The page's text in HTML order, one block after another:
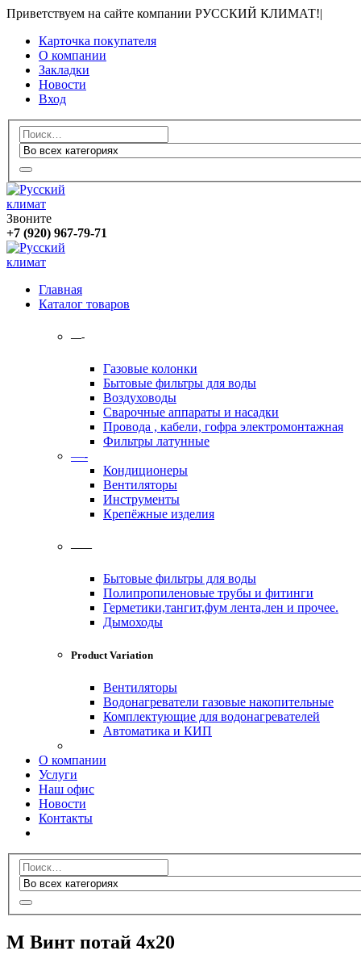
Приветствуем на сайте компании РУССКИЙ КЛИМАТ!|
Карточка покупателя
О компании
Закладки
Новости
Вход
Звоните
+7 (920) 967-79-71
Главная
Каталог товаров
—-
Газовые колонки
Бытовые фильтры для воды
Воздуховоды
Сварочные аппараты и насадки
Провода , кабели, гофра электромонтажная
Фильтры латунные
—-
Кондиционеры
Вентиляторы
Инструменты
Крепёжные изделия
——
Бытовые фильтры для воды
Полипропиленовые трубы и фитинги
Герметики,тангит,фум лента,лен и прочее.
Дымоходы
Product Variation
Вентиляторы
Водонагреватели газовые накопительные
Комплектующие для водонагревателей
Автоматика и КИП
О компании
Услуги
Наш офис
Новости
Контакты
М Винт потай 4х20